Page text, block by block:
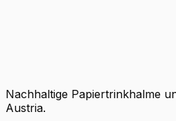
Nachhaltige Papiertrinkhalme
Austria.